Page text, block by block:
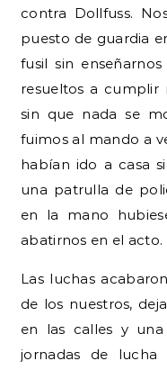
contra Dollfuss.
puesto de guardia
fusil sin
resueltos a cumplir
sin que nada se
fuimos al mando a
habían ido a casa
una patrulla de
en la mano
abatirnos en el acto.
Las luchas
de los nuestros,
en las calles y una
jornadas de lucha